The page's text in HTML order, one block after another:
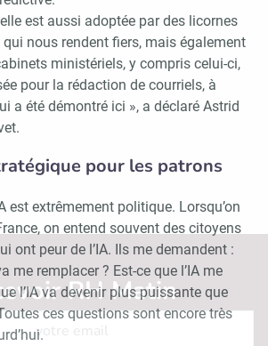
est aussi adoptée par des licornes
nous rendent fiers, mais également
ministériels, y compris celui-ci,
pour la rédaction de courriels, à
a été démontré ici », a déclaré Astrid
pour les patrons
est extrêmement politique. Lorsqu’on
on entend souvent des citoyens
ont peur de l’IA. Ils me demandent :
me remplacer ? Est-ce que l’IA me
l’IA va devenir plus puissante que
ces questions sont encore très
RH MatinAbonnez-